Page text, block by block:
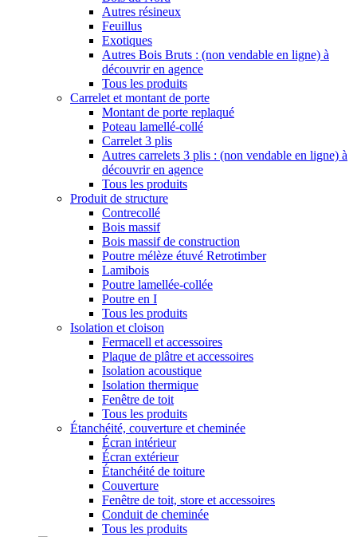
Autres résineux
Feuillus
Exotiques
Autres Bois Bruts : (non vendable en ligne) à
découvrir en agence
Tous les produits
Carrelet et montant de porte
Montant de porte replaqué
Poteau lamellé-collé
Carrelet 3 plis
Autres carrelets 3 plis : (non vendable en ligne) à
découvrir en agence
Tous les produits
Produit de structure
Contrecollé
Bois massif
Bois massif de construction
Poutre mélèze étuvé Retrotimber
Lamibois
Poutre lamellée-collée
Poutre en I
Tous les produits
Isolation et cloison
Fermacell et accessoires
Plaque de plâtre et accessoires
Isolation acoustique
Isolation thermique
Fenêtre de toit
Tous les produits
Étanchéité, couverture et cheminée
Écran intérieur
Écran extérieur
Étanchéité de toiture
Couverture
Fenêtre de toit, store et accessoires
Conduit de cheminée
Tous les produits